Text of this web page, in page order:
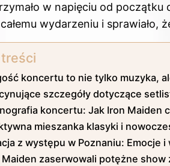
w napięciu od początku
wydarzeniu i sprawiało,
koncertu to nie tylko muzyka,
szczegóły dotyczące
koncertu: Jak Iron Maiden
mieszanka klasyki i
z występu w Poznaniu: Emocje
Maiden zaserwowali potężne show